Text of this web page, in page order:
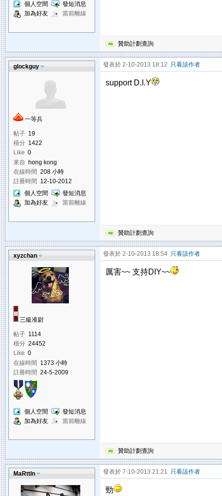
個人空間
發短消息
加為好友
當前離線
贊助計劃查詢
glockguy
一等兵
帖子 19
積分 1422
Like 0
來自 hong kong
在線時間 208 小時
註冊時間
12-10-2012
個人空間
發短消息
加為好友
當前離線
發表於 2-10-2013 18:12 只看該作者
support D.I.Y
贊助計劃查詢
xyzchan
三級准尉
帖子 1114
積分 24452
Like 0
在線時間 1373 小時
註冊時間 24-5-2009
個人空間
發短消息
加為好友
當前離線
發表於 2-10-2013 18:54 只看該作者
厲害~~ 支持DIY~~
贊助計劃查詢
MaRttIn 發表於 7-10-2013 21:21 只看該作者
勁